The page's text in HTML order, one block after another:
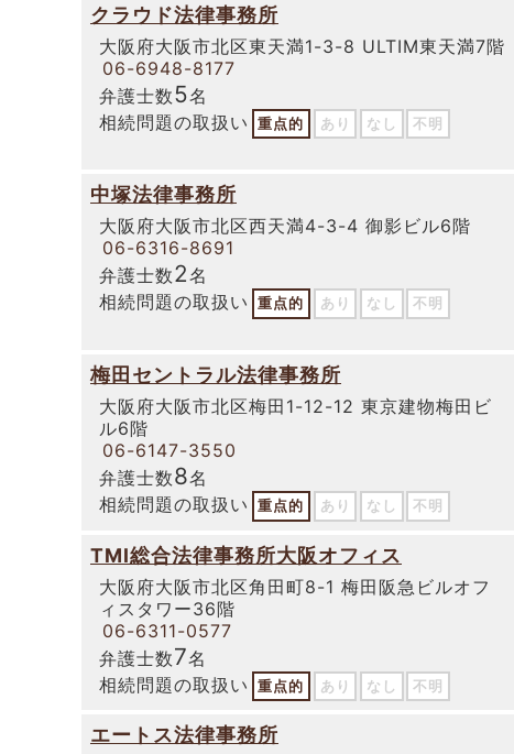
クラウド法律事務所
大阪府大阪市北区東天満1-3-8 ULTIM東天満7階
06-6948-8177
弁護士数5名
相続問題の取扱い
重点的 あり なし 不明
中塚法律事務所
大阪府大阪市北区西天満4-3-4 御影ビル6階
06-6316-8691
弁護士数2名
相続問題の取扱い
重点的 あり なし 不明
梅田セントラル法律事務所
大阪府大阪市北区梅田1-12-12 東京建物梅田ビ
ル6階
06-6147-3550
弁護士数8名
相続問題の取扱い
重点的 あり なし 不明
TMI総合法律事務所大阪オフィス
大阪府大阪市北区角田町8-1 梅田阪急ビルオフ
ィスタワー36階
06-6311-0577
弁護士数7名
相続問題の取扱い
重点的 あり なし 不明
エートス法律事務所